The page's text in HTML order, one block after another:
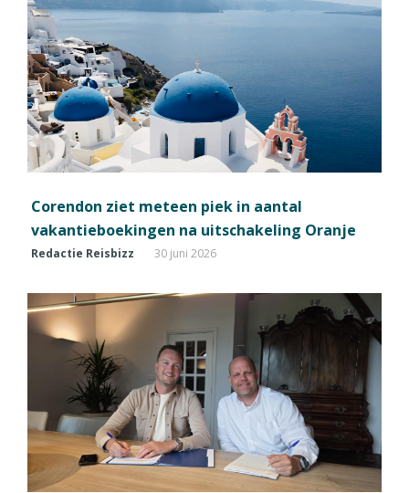
Corendon ziet meteen piek in aantal
vakantieboekingen na uitschakeling Oranje
Redactie Reisbizz 30 juni 2026